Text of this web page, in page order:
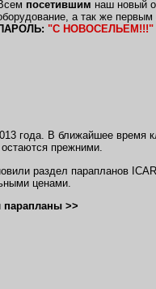
посетившим наш новый
а так же первым
"С НОВОСЕЛЬЕМ!!!"
года. В ближайшее время
прежними.
раздел парапланов
ценами.
парапланы >>